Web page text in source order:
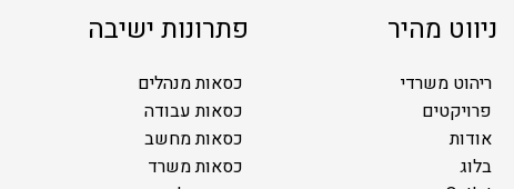
ניווט מהיר
ריהוט משרדי
פרויקטים
אודות
בלוג
פתרונות ישיבה
כסאות מנהלים
כסאות עבודה
כסאות מחשב
כסאות משרד